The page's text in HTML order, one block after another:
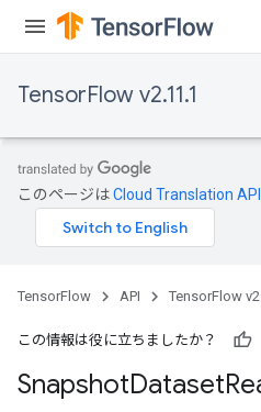
TensorFlow v2.11.1
このページはCloud Translation API
TensorFlow API TensorFlow
この情報は役に立ちましたか？
SnapshotDataset